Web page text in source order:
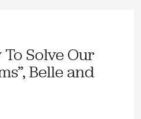
To Solve Our
Belle and